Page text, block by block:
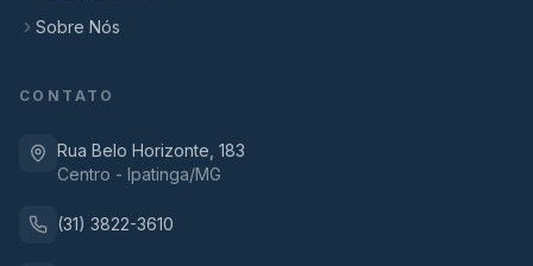
Sobre Nós
CONTATO
Rua Belo Horizonte, 183
Centro - Ipatinga/MG
(31) 3822-3610